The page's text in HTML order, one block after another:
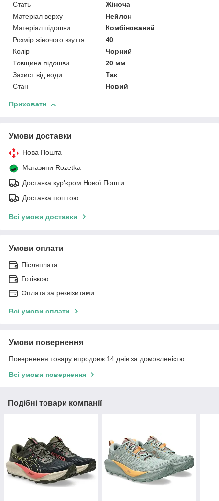
Стать
Жіноча
Матеріал верху
Нейлон
Матеріал підошви
Комбінований
Розмір жіночого взуття
40
Колір
Чорний
Товщина підошви
20 мм
Захист від води
Так
Стан
Новий
Приховати
Умови доставки
Нова Пошта
Магазини Rozetka
Доставка кур'єром Нової Пошти
Доставка поштою
Всі умови доставки
Умови оплати
Післяплата
Готівкою
Оплата за реквізитами
Всі умови оплати
Умови повернення
Повернення товару впродовж 14 днів за домовленістю
Всі умови повернення
Подібні товари компанії